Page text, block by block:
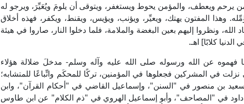
يرحم ويعطف، والمؤمن يحوط ويستغفر، ويتوقى أن يلومَ ويُعَيِّرَ، ويرجو له
وهذا المفتون يهتك، ويعيِّر، ويؤنب، ويؤيس، ويقنط، ويكفر، فهذه أخلاق
الله، ونظروا إليهم بعين البغضة والملامة، فلما دخلوا النار، صاروا في هيئة
كلابًا] اهـ.
فهموه عن الله ورسوله صلى الله عليه وآله وسلم- مدخلَ ضلالة هؤلاء
نزلت في المشركين فجعلوها في المؤمنين، تركًا للمحكَم واتِّباعًا للمتشابه؛
بن منصور في "السنن"، وإسماعيل القاضي في "أحكام القرآن"، وابن
داود في "المصاحف"، وأبو إسماعيل الهروي في "ذم الكلام" عن ابن طاوس